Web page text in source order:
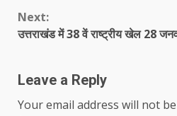
Next:
उत्तराखंड में 38 वें राष्ट्रीय खेल 28
Leave a Reply
Your email address will not